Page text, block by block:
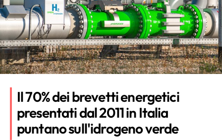
Il 70% dei brevetti energetici
presentati dal 2011 in Italia
puntano sull'idrogeno verde